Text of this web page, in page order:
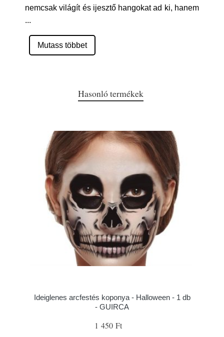
nemcsak világít és ijesztő hangokat ad ki, hanem
...
Mutass többet
Hasonló termékek
Ideiglenes arcfestés koponya - Halloween - 1 db
- GUIRCA
1 450 Ft